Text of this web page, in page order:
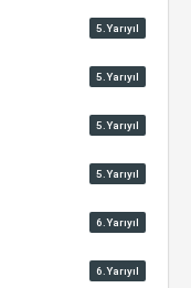
5.Yarıyıl
5.Yarıyıl
5.Yarıyıl
5.Yarıyıl
6.Yarıyıl
6.Yarıyıl